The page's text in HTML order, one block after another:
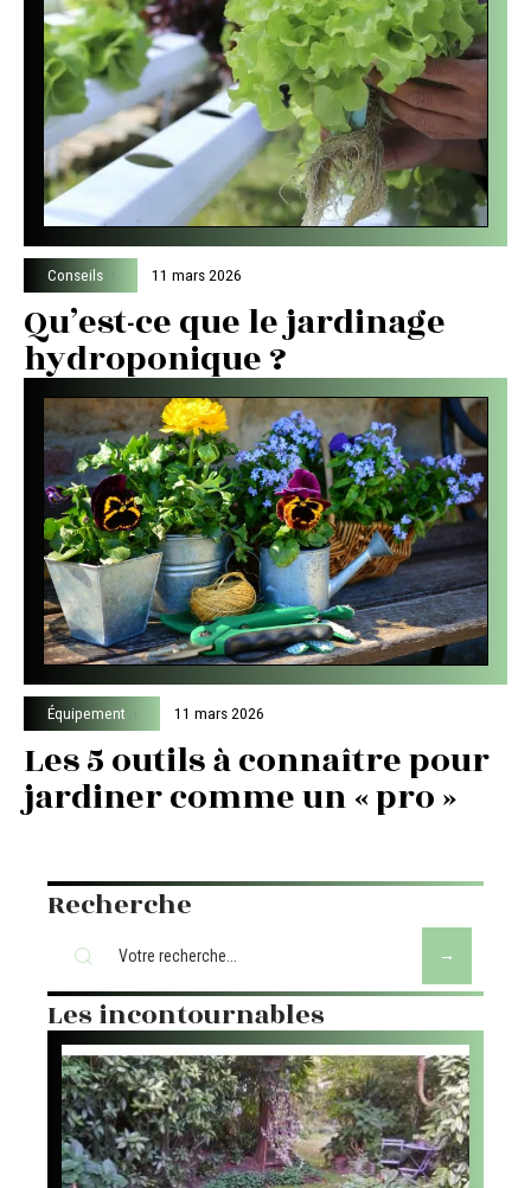
Conseils 11 mars 2026
Qu’est-ce que le jardinage
hydroponique ?
Équipement 11 mars 2026
Les 5 outils à connaître pour
jardiner comme un « pro »
Recherche
Les incontournables